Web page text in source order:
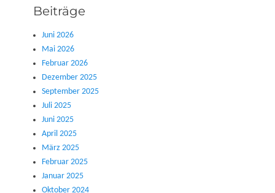
Beiträge
Juni 2026
Mai 2026
Februar 2026
Dezember 2025
September 2025
Juli 2025
Juni 2025
April 2025
März 2025
Februar 2025
Januar 2025
Oktober 2024